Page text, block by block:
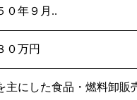
０年９月 ..
０万円
主にした食品・燃料卸販